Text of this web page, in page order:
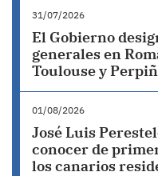
31/07/2026
El Gobierno
generales en
Toulouse y
01/08/2026
José Luis
conocer de
los canarios